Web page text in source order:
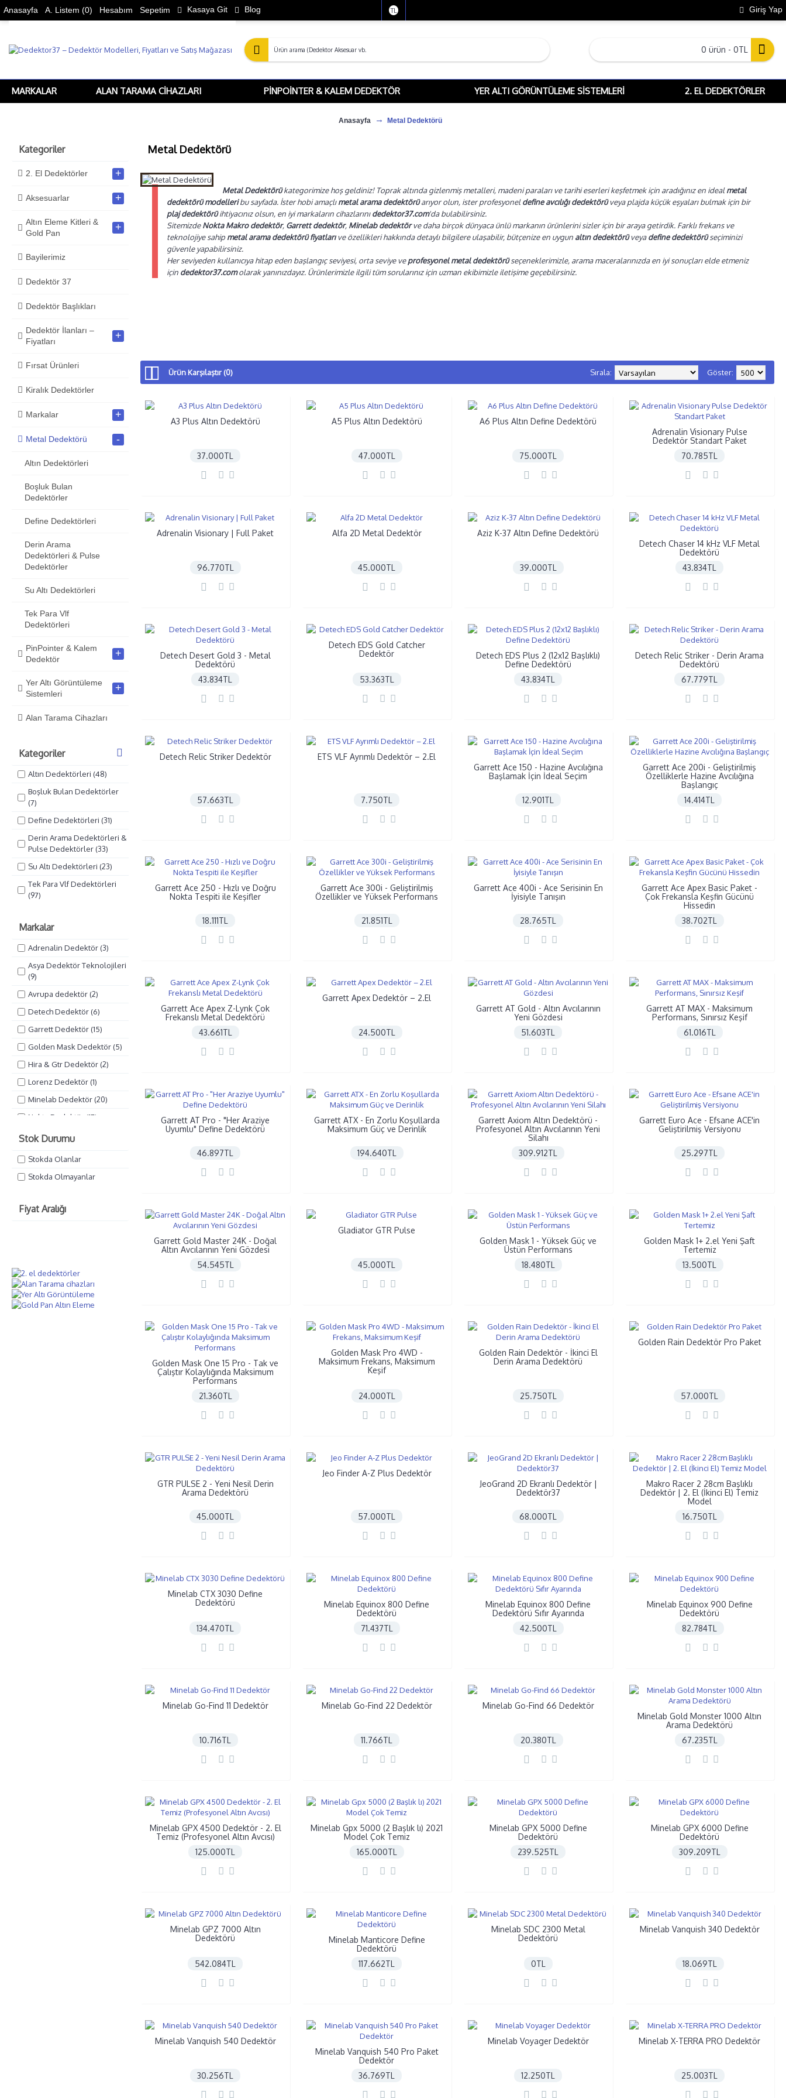
Anasayfa A. Listem (0) Hesabım Sepetim Kasaya Git Blog TL Giriş Yap
0 ürün - 0TL
MARKALAR ALAN TARAMA CIHAZLARI PINPOINTER & KALEM DEDEKTÖR YER ALTI GÖRÜNTÜLEME SISTEMLERI 2. EL DEDEKTÖRLER
Anasayfa Metal Dedektörü
Kategoriler
2. El Dedektörler +
Aksesuarlar +
Altın Eleme Kitleri &
Gold Pan
+
Bayilerimiz
Dedektör 37
Dedektör Başlıkları
Dedektör İlanları –
Fiyatları
+
Fırsat Ürünleri
Kiralık Dedektörler
Markalar +
Metal Dedektörü -
Altın Dedektörleri
Boşluk Bulan
Dedektörler
Define Dedektörleri
Derin Arama
Dedektörleri & Pulse
Dedektörler
Su Altı Dedektörleri
Tek Para Vlf
Dedektörleri
PinPointer & Kalem
Dedektör
+
Yer Altı Görüntüleme
Sistemleri
+
Alan Tarama Cihazları
Kategoriler
Altın Dedektörleri (48)
Boşluk Bulan Dedektörler
(7)
Define Dedektörleri (31)
Derin Arama Dedektörleri &
Pulse Dedektörler (33)
Su Altı Dedektörleri (23)
Tek Para Vlf Dedektörleri
(97)
Markalar
Adrenalin Dedektör (3)
Asya Dedektör Teknolojileri
(9)
Avrupa dedektör (2)
Detech Dedektör (6)
Garrett Dedektör (15)
Golden Mask Dedektör (5)
Hira & Gtr Dedektör (2)
Lorenz Dedektör (1)
Minelab Dedektör (20)
Nokta Dedektör (17)
Quest Dedektör (3)
Xp Dedektör (8)
Stok Durumu
Stokda Olanlar
Stokda Olmayanlar
Fiyat Aralığı
Metal Dedektörü
Metal Dedektörükategorimize hoş geldiniz! Toprak altında gizlenmiş metalleri, madeni paraları ve tarihi eserleri keşfetmek için aradığınız en idealmetal
dedektörü modelleribu sayfada. İster hobi amaçlımetal arama dedektörüarıyor olun, ister profesyoneldefine avcılığı dedektörüveya plajda küçük eşyaları bulmak için bir
plaj dedektörüihtiyacınız olsun, en iyi markaların cihazlarınıdedektor37.com'da bulabilirsiniz.
SitemizdeNokta Makro dedektör, Garrett dedektör, Minelab dedektörve daha birçok dünyaca ünlü markanın ürünlerini sizler için bir araya getirdik. Farklı frekans ve
teknolojiye sahip metal arama dedektörü fiyatlarıve özellikleri hakkında detaylı bilgilere ulaşabilir, bütçenize en uygun altın dedektörüveyadefine dedektörüseçiminizi
güvenle yapabilirsiniz.
Her seviyeden kullanıcıya hitap eden başlangıç seviyesi, orta seviye veprofesyonel metal dedektörüseçeneklerimizle, arama maceralarınızda en iyi sonuçları elde etmeniz
için dedektor37.comolarak yanınızdayız. Ürünlerimizle ilgili tüm sorularınız için uzman ekibimizle iletişime geçebilirsiniz.
Ürün Karşılaştır (0) Göster:
Sırala:
A3 Plus Altın Dedektörü
37.000TL
A5 Plus Altın Dedektörü
47.000TL
A6 Plus Altın Define Dedektörü
75.000TL
Adrenalin Visionary Pulse
Dedektör Standart Paket
70.785TL
Adrenalin Visionary | Full Paket
96.770TL
Alfa 2D Metal Dedektör
45.000TL
Aziz K-37 Altın Define Dedektörü
39.000TL
Detech Chaser 14 kHz VLF Metal
Dedektörü
43.834TL
Detech Desert Gold 3 - Metal
Dedektörü
43.834TL
Detech EDS Gold Catcher
Dedektör
53.363TL
Detech EDS Plus 2 (12x12 Başlıklı)
Define Dedektörü
43.834TL
Detech Relic Striker - Derin Arama
Dedektörü
67.779TL
Detech Relic Striker Dedektör
57.663TL
ETS VLF Ayrımlı Dedektör – 2.El
7.750TL
Garrett Ace 150 - Hazine Avcılığına
Başlamak İçin İdeal Seçim
12.901TL
Garrett Ace 200i - Geliştirilmiş
Özelliklerle Hazine Avcılığına
Başlangıç
14.414TL
Garrett Ace 250 - Hızlı ve Doğru
Nokta Tespiti ile Keşifler
18.111TL
Garrett Ace 300i - Geliştirilmiş
Özellikler ve Yüksek Performans
21.851TL
Garrett Ace 400i - Ace Serisinin En
İyisiyle Tanışın
28.765TL
Garrett Ace Apex Basic Paket -
Çok Frekansla Keşfin Gücünü
Hissedin
38.702TL
Garrett Ace Apex Z-Lynk Çok
Frekanslı Metal Dedektörü
43.661TL
Garrett Apex Dedektör – 2.El
24.500TL
Garrett AT Gold - Altın Avcılarının
Yeni Gözdesi
51.603TL
Garrett AT MAX - Maksimum
Performans, Sınırsız Keşif
61.016TL
Garrett AT Pro - "Her Araziye
Uyumlu" Define Dedektörü
46.897TL
Garrett ATX - En Zorlu Koşullarda
Maksimum Güç ve Derinlik
194.640TL
Garrett Axiom Altın Dedektörü -
Profesyonel Altın Avcılarının Yeni
Silahı
309.912TL
Garrett Euro Ace - Efsane ACE'in
Geliştirilmiş Versiyonu
25.297TL
Garrett Gold Master 24K - Doğal
Altın Avcılarının Yeni Gözdesi
54.545TL
Gladiator GTR Pulse
45.000TL
Golden Mask 1 - Yüksek Güç ve
Üstün Performans
18.480TL
Golden Mask 1+ 2.el Yeni Şaft
Tertemiz
13.500TL
Golden Mask One 15 Pro - Tak ve
Çalıştır Kolaylığında Maksimum
Performans
21.360TL
Golden Mask Pro 4WD -
Maksimum Frekans, Maksimum
Keşif
24.000TL
Golden Rain Dedektör - İkinci El
Derin Arama Dedektörü
25.750TL
Golden Rain Dedektör Pro Paket
57.000TL
GTR PULSE 2 - Yeni Nesil Derin
Arama Dedektörü
45.000TL
Jeo Finder A-Z Plus Dedektör
57.000TL
JeoGrand 2D Ekranlı Dedektör |
Dedektör37
68.000TL
Makro Racer 2 28cm Başlıklı
Dedektör | 2. El (İkinci El) Temiz
Model
16.750TL
Minelab CTX 3030 Define
Dedektörü
134.470TL
Minelab Equinox 800 Define
Dedektörü
71.437TL
Minelab Equinox 800 Define
Dedektörü Sıfır Ayarında
42.500TL
Minelab Equinox 900 Define
Dedektörü
82.784TL
Minelab Go-Find 11 Dedektör
10.716TL
Minelab Go-Find 22 Dedektör
11.766TL
Minelab Go-Find 66 Dedektör
20.380TL
Minelab Gold Monster 1000 Altın
Arama Dedektörü
67.235TL
Minelab GPX 4500 Dedektör - 2. El
Temiz (Profesyonel Altın Avcısı)
125.000TL
Minelab Gpx 5000 (2 Başlık lı) 2021
Model Çok Temiz
165.000TL
Minelab GPX 5000 Define
Dedektörü
239.525TL
Minelab GPX 6000 Define
Dedektörü
309.209TL
Minelab GPZ 7000 Altın
Dedektörü
542.084TL
Minelab Manticore Define
Dedektörü
117.662TL
Minelab SDC 2300 Metal
Dedektörü
0TL
Minelab Vanquish 340 Dedektör
18.069TL
Minelab Vanquish 540 Dedektör
30.256TL
Minelab Vanquish 540 Pro Paket
Dedektör
36.769TL
Minelab Voyager Dedektör
12.250TL
Minelab X-TERRA PRO Dedektör
25.003TL